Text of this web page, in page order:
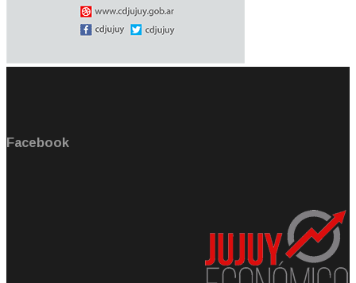
Facebook